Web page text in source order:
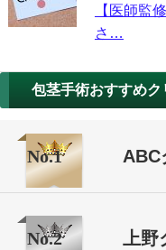
【医師監
さ…
包茎手術おすすめク
No.1 ABC
No.2 上野